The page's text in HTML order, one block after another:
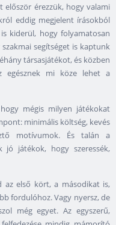
először érezzük, hogy valami
eddig megjelent írásokból
kiderül, hogy folyamatosan
segítséget is kaptunk
társasjátékot, és közben
egésznek mi köze lehet a
mégis milyen játékokat
minimális költség, kevés
motívumok. És talán a
jó játékok, hogy szeressék,
az első kört, a másodikat is,
fordulóhoz. Vagy nyersz, de
még egyet. Az egyszerű,